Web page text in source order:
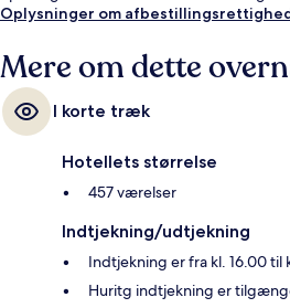
9 minutter væk.
Oplysninger om
Mere om dette
I korte træk
Hotellets størrelse
457 værelser
Indtjekning/udtjekning
Indtjekning er fra kl. 16.00 til
Huritg indtjekning er